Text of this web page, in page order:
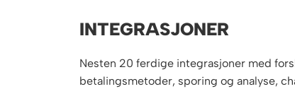
INTEGRASJONER
Nesten 20 ferdige integrasjoner med
betalingsmetoder, sporing og analyse,